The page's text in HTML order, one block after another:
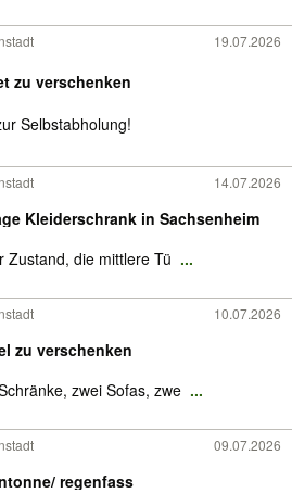
19.07.2026
zu verschenken
Selbstabholung!
14.07.2026
Kleiderschrank in Sachsenheim
Zustand, die mittlere Tü ...
10.07.2026
zu verschenken
zwei Sofas, zwe ...
09.07.2026
regenfass